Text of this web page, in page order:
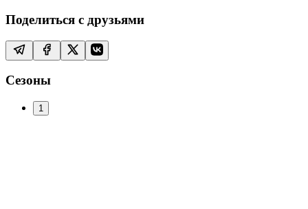
Поделиться с друзьями
Сезоны
1